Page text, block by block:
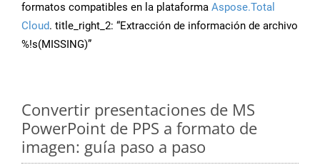
formatos compatibles en la plataforma Aspose.Total
Cloud. title_right_2: “Extracción de información de archivo
%!s(MISSING)”
Convertir presentaciones de MS
PowerPoint de PPS a formato de
imagen: guía paso a paso